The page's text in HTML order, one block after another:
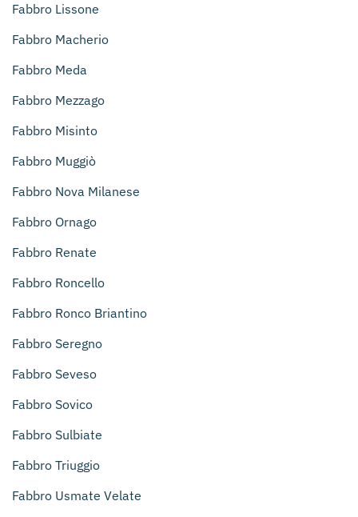
Fabbro Lissone
Fabbro Macherio
Fabbro Meda
Fabbro Mezzago
Fabbro Misinto
Fabbro Muggiò
Fabbro Nova Milanese
Fabbro Ornago
Fabbro Renate
Fabbro Roncello
Fabbro Ronco Briantino
Fabbro Seregno
Fabbro Seveso
Fabbro Sovico
Fabbro Sulbiate
Fabbro Triuggio
Fabbro Usmate Velate